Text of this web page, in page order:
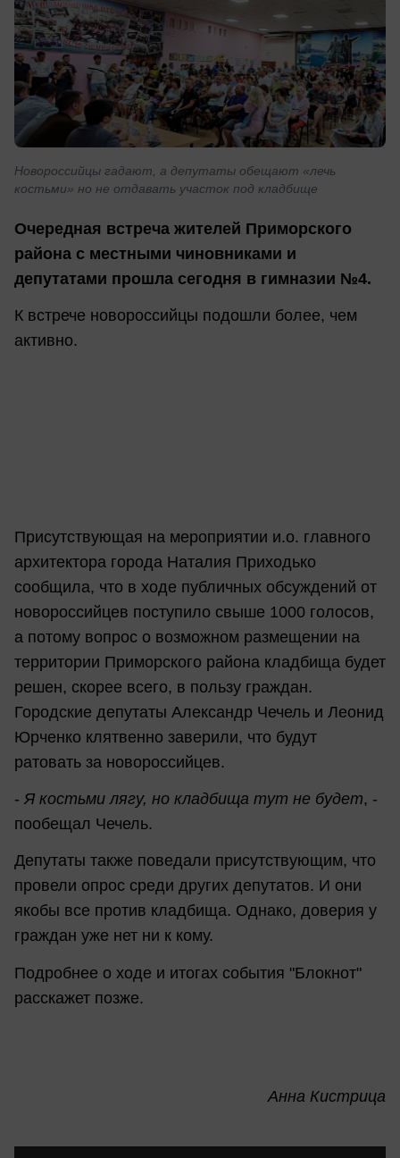
Новороссийцы гадают, а депутаты обещают «лечь
костьми» но не отдавать участок под кладбище
Очередная встреча жителей Приморского
района с местными чиновниками и
депутатами прошла сегодня в гимназии №4.
К встрече новороссийцы подошли более, чем
активно.
Присутствующая на мероприятии и.о. главного
архитектора города Наталия Приходько
сообщила, что в ходе публичных обсуждений от
новороссийцев поступило свыше 1000 голосов,
а потому вопрос о возможном размещении на
территории Приморского района кладбища будет
решен, скорее всего, в пользу граждан.
Городские депутаты Александр Чечель и Леонид
Юрченко клятвенно заверили, что будут
ратовать за новороссийцев.
-Я костьми лягу, но кладбища тут не будет, -
пообещал Чечель.
Депутаты также поведали присутствующим, что
провели опрос среди других депутатов. И они
якобы все против кладбища. Однако, доверия у
граждан уже нет ни к кому.
Подробнее о ходе и итогах события "Блокнот"
расскажет позже.
Анна Кистрица